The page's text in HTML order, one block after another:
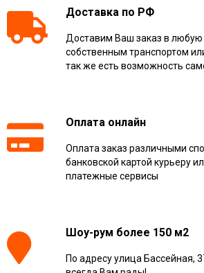
Доставка по РФ
Доставим Ваш заказ в любую
собственным транспортом
так же есть возможность
Оплата онлайн
Оплата заказ различными
банковской картой курьеру
платежные сервисы
Шоу-рум более 150 м2
По адресу улица Бассейная,